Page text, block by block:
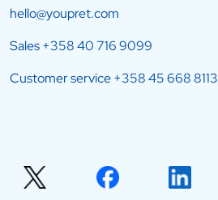
hello@youpret.com
Sales+358 40 716 9099
Customer service+358 45 668 8113